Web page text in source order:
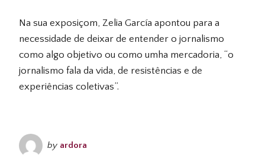
Na sua exposiçom, Zelia García apontou para a
necessidade de deixar de entender o jornalismo
como algo objetivo ou como umha mercadoria, “o
jornalismo fala da vida, de resistências e de
experiências coletivas”.
by ardora